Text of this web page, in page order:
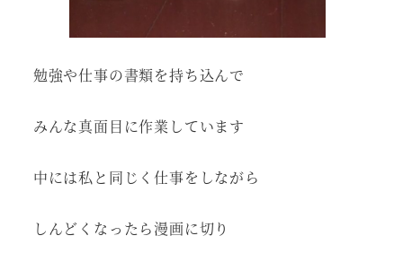
勉強や仕事の書類を持ち込んで
みんな真面目に作業しています
中には私と同じく仕事をしながら
しんどくなったら漫画に切り